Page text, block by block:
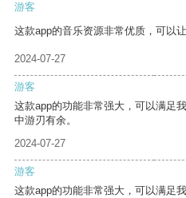
游客
这款app的音乐资源非常优质，可以
2024-07-27
游客
这款app的功能非常强大，可以满足
中游刃有余。
2024-07-27
游客
这款app的功能非常强大，可以满足